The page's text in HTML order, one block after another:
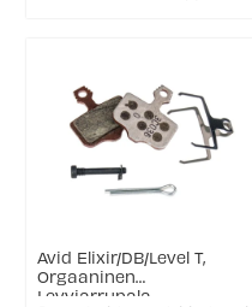
Avid Elixir/DB/Level T,
Orgaaninen
Levyjarrupala